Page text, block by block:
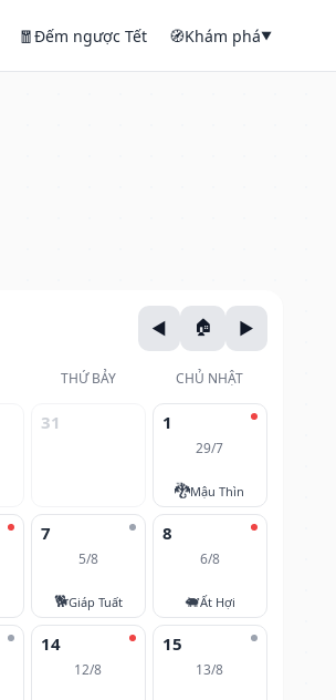
🧧Đếm ngược Tết 🧭Khám phá▼
THỨ BẢY CHỦ NHẬT
31 1
29/7
🐉Mậu Thìn
7
5/8
🐕Giáp Tuất
8
6/8
🐖Ất Hợi
14
12/8
15
13/8